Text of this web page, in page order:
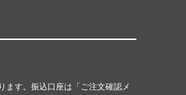
ます。振込口座は「ご注文確認メ